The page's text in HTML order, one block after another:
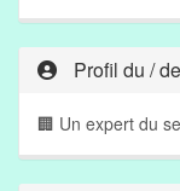
Profil du /
🏢 Un expert du